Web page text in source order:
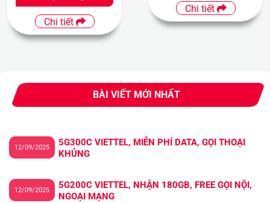
Chi tiết
Chi tiết
BÀI VIẾT MỚI NHẤT
5G300C VIETTEL, MIỄN PHÍ DATA, GỌI THOẠI
KHỦNG
12/09/2025
5G200C VIETTEL, NHẬN 180GB, FREE GỌI NỘI,
NGOẠI MẠNG
12/09/2025